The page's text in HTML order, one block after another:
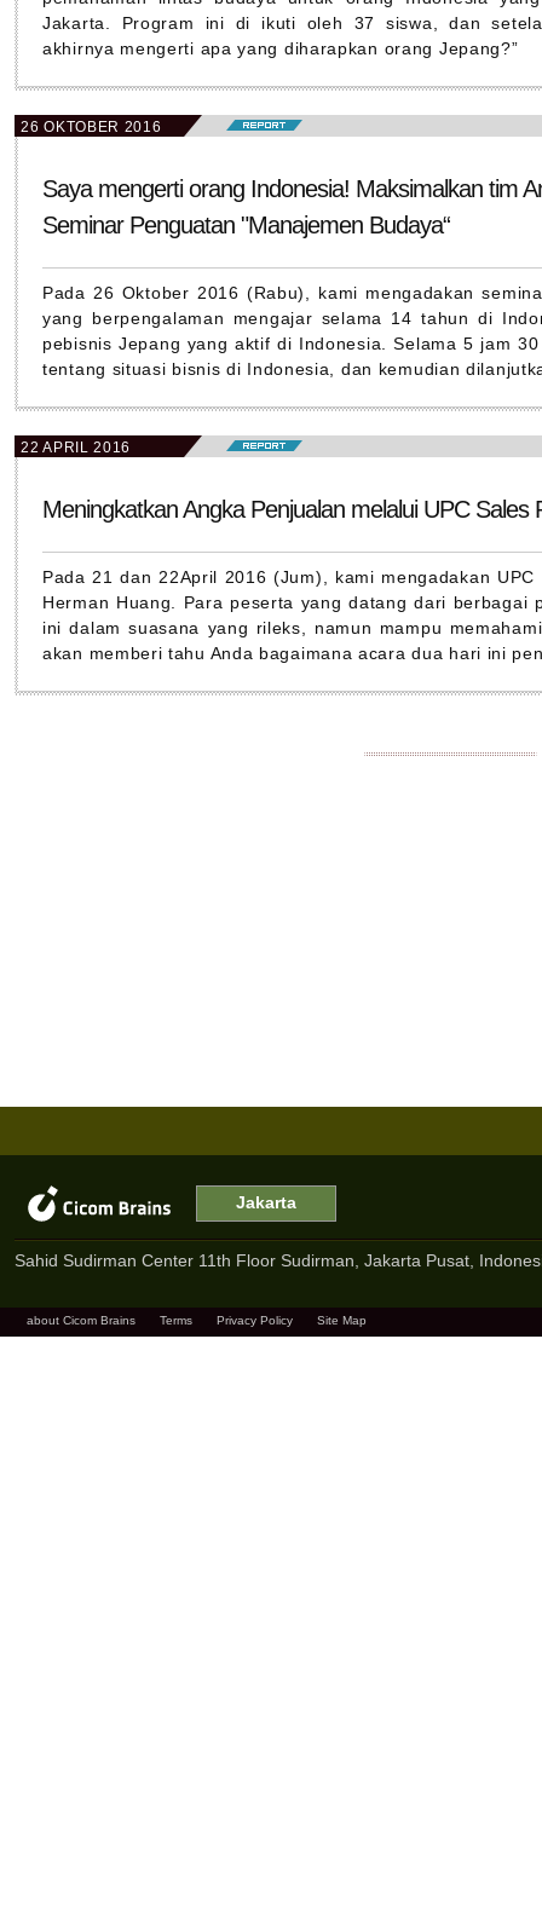
Jakarta. Program ini di ikuti oleh 37 siswa, dan
akhirnya mengerti apa yang diharapkan orang Jepang?”
26 OKTOBER 2016
Saya mengerti orang Indonesia! Maksimalkan tim
Seminar Penguatan "Manajemen Budaya“
Pada 26 Oktober 2016 (Rabu), kami mengadakan
yang berpengalaman mengajar selama 14 tahun di
pebisnis Jepang yang aktif di Indonesia. Selama 5 jam
tentang situasi bisnis di Indonesia, dan kemudian
22 APRIL 2016
Meningkatkan Angka Penjualan melalui UPC Sales
Pada 21 dan 22April 2016 (Jum), kami mengadakan
Herman Huang. Para peserta yang datang dari berbagai
ini dalam suasana yang rileks, namun mampu
akan memberi tahu Anda bagaimana acara dua hari ini
Jakarta
Sahid Sudirman Center 11th Floor Sudirman, Jakarta Pusat,
about Cicom Brains Terms Privacy Policy Site Map